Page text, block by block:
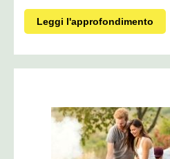
Leggi l'approfondimento